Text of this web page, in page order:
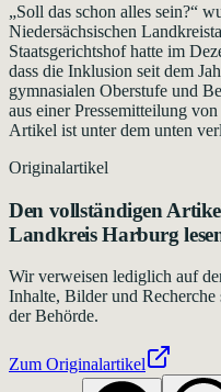
„Soll das schon alles sein?“
Niedersächsischen
Staatsgerichtshof hatte im
dass die Inklusion seit dem
gymnasialen Oberstufe und
aus einer Pressemitteilung
Artikel ist unter dem unten
Originalartikel
Den vollständigen
Landkreis Harburg
Wir verweisen lediglich auf
Inhalte, Bilder und
der Behörde.
Zum Originalartikel